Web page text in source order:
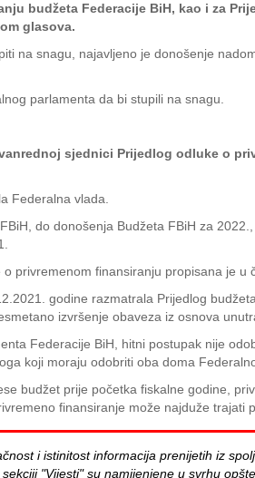
budžeta Federacije BiH, kao i za
glasova.
na snagu, najavljeno je donošenje
parlamenta da bi stupili na snagu.
sjednici Prijedlog odluke o
Federalna vlada.
do donošenja Budžeta FBiH za
privremenom finansiranju propisana je u
godine razmatrala Prijedlog
izvršenje obaveza iz osnova
Federacije BiH, hitni postupak nije
koji moraju odobriti oba doma
budžet prije početka fiskalne godine,
finansiranje može najduže trajati
i istinitost informacija prenijetih iz
"Vijesti" su namijenjene u svrhu